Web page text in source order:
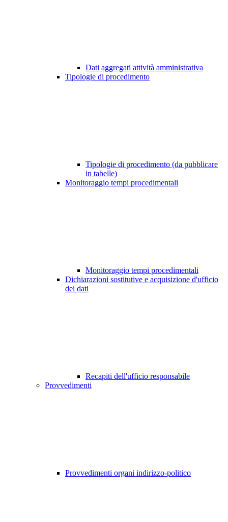
Dati aggregati attività amministrativa
Tipologie di procedimento
Tipologie di procedimento (da pubblicare
in tabelle)
Monitoraggio tempi procedimentali
Monitoraggio tempi procedimentali
Dichiarazioni sostitutive e acquisizione d'ufficio
dei dati
Recapiti dell'ufficio responsabile
Provvedimenti
Provvedimenti organi indirizzo-politico